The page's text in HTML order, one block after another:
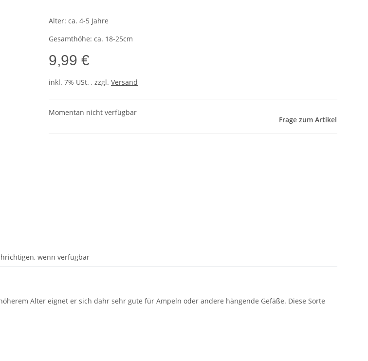
Alter: ca. 4-5 Jahre
Gesamthöhe: ca. 18-25cm
9,99 €
inkl. 7% USt. , zzgl. Versand
Momentan nicht verfügbar
Frage zum Artikel
wenn verfügbar
Alter eignet er sich dahr sehr gute für Ampeln oder andere hängende Gefäße. Diese Sorte